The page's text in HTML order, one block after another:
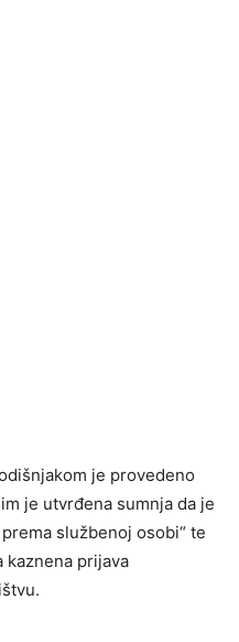
je provedeno
je utvrđena sumnja da je
službenoj osobi“ te
prijava